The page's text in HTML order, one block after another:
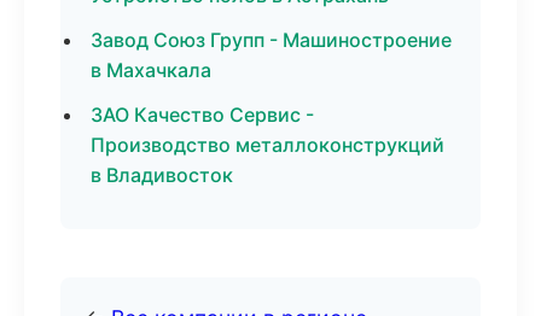
Завод Союз Групп - Машиностроение
в Махачкала
ЗАО Качество Сервис -
Производство металлоконструкций
в Владивосток